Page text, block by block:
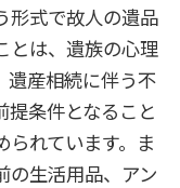
形式で故人の遺品
とは、遺族の心理
遺産相続に伴う不
条件となること
れています。ま
の生活用品、アン